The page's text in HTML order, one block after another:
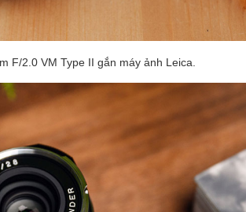
F/2.0 VM Type II gắn máy ảnh Leica.